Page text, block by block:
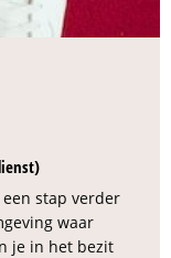
stap verder
waar
je in het bezit